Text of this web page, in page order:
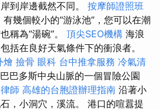
到岸邊截然不同。 按摩師證照班
幾個較小的“游泳池”，您可以在潮
稱為“湯碗”。 頂尖SEO機構 海浪
括在良好天氣條件下的衝浪者。
燴 撿骨 眼科 台中推拿服務 冷氣清
巴多斯中央山脈的一個冒險公園
師 高雄的台胞證辦理指南 沿著小
，小洞穴，溪流。 港口的喧囂提